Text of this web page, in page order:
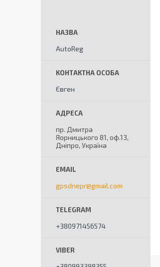
AutoReg
Євген
пр. Дмитра
Яорницького 81, оф.13,
Дніпро, Україна
gpsdnepr@gmail.com
+380971456574